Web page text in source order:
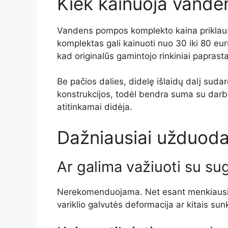
Vandens pompos komplekto kaina
komplektas gali kainuoti nuo 30 iki 80
kad originalūs gamintojo rinkiniai
Be pačios dalies, didelę išlaidų dalį
konstrukcijos, todėl bendra suma su
atitinkamai didėja.
Dažniausiai
Ar galima važiuoti su
Nerekomenduojama. Net esant
variklio galvutės deformacija ar kitais